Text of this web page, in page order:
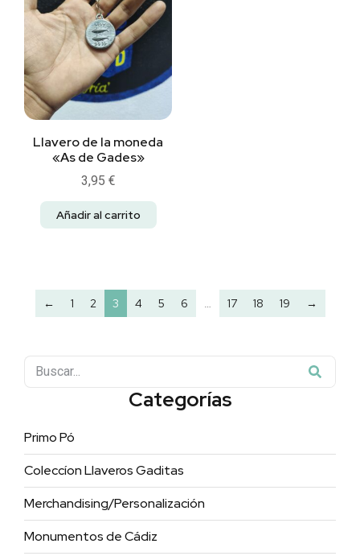
Llavero de la moneda
«As de Gades»
3,95 €
Añadir al carrito
← 1 2 3 4 5 6 … 17 18 19 →
Categorías
Primo Pó
Coleccíon Llaveros Gaditas
Merchandising/Personalización
Monumentos de Cádiz